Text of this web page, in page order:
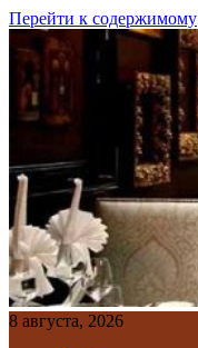
Перейти к содержимому
8 августа, 2026